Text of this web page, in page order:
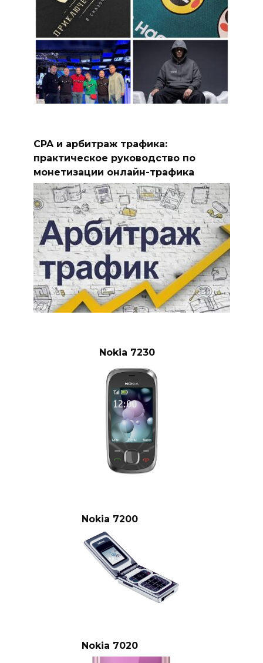
CPA и арбитраж трафика:
практическое руководство по
монетизации онлайн-трафика
Nokia 7230
Nokia 7200
Nokia 7020